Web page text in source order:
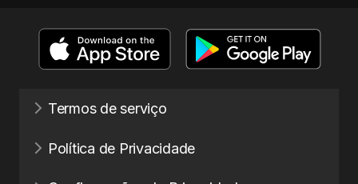
Termos de serviço
Política de Privacidade